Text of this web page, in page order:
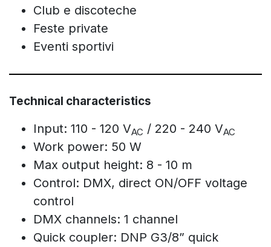
Club e discoteche
Feste private
Eventi sportivi
Technical characteristics
Input: 110 - 120 VAC / 220 - 240 VAC
Work power: 50 W
Max output height: 8 - 10 m
Control: DMX, direct ON/OFF voltage
control
DMX channels: 1 channel
Quick coupler: DNP G3/8” quick